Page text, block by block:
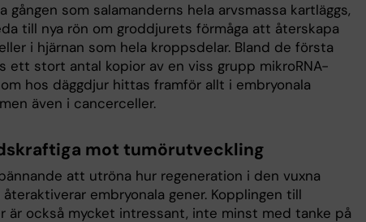
gången som salamanderns hela arvsmassa kartläggs,
till nya rön om groddjurets förmåga att återskapa
i hjärnan som hela kroppsdelar. Bland de första
ett stort antal kopior av en viss grupp mikroRNA-
hos däggdjur hittas framför allt i embryonala
även i cancerceller.
mot tumörutveckling
att utröna hur regeneration i den vuxna
återaktiverar embryonala gener. Kopplingen till
är också mycket intressant, inte minst med tanke på